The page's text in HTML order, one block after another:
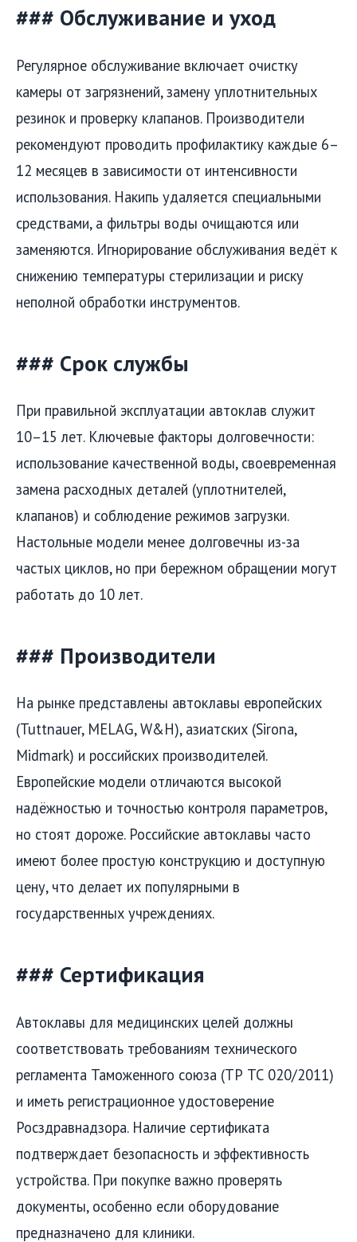
### Обслуживание и уход
Регулярное обслуживание включает очистку
камеры от загрязнений, замену уплотнительных
резинок и проверку клапанов. Производители
рекомендуют проводить профилактику каждые 6–
12 месяцев в зависимости от интенсивности
использования. Накипь удаляется специальными
средствами, а фильтры воды очищаются или
заменяются. Игнорирование обслуживания ведёт к
снижению температуры стерилизации и риску
неполной обработки инструментов.
### Срок службы
При правильной эксплуатации автоклав служит
10–15 лет. Ключевые факторы долговечности:
использование качественной воды, своевременная
замена расходных деталей (уплотнителей,
клапанов) и соблюдение режимов загрузки.
Настольные модели менее долговечны из-за
частых циклов, но при бережном обращении могут
работать до 10 лет.
### Производители
На рынке представлены автоклавы европейских
(Tuttnauer, MELAG, W&H), азиатских (Sirona,
Midmark) и российских производителей.
Европейские модели отличаются высокой
надёжностью и точностью контроля параметров,
но стоят дороже. Российские автоклавы часто
имеют более простую конструкцию и доступную
цену, что делает их популярными в
государственных учреждениях.
### Сертификация
Автоклавы для медицинских целей должны
соответствовать требованиям технического
регламента Таможенного союза (ТР ТС 020/2011)
и иметь регистрационное удостоверение
Росздравнадзора. Наличие сертификата
подтверждает безопасность и эффективность
устройства. При покупке важно проверять
документы, особенно если оборудование
предназначено для клиники.